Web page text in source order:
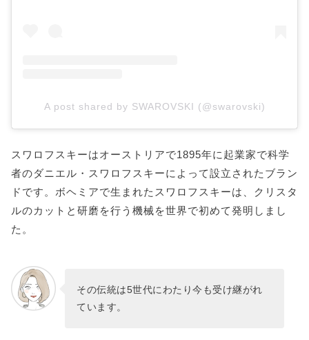
A post shared by SWAROVSKI (@swarovski)
スワロフスキーはオーストリアで1895年に起業家で科学
者のダニエル・スワロフスキーによって設立されたブラン
ドです。ボヘミアで生まれたスワロフスキーは、クリスタ
ルのカットと研磨を行う機械を世界で初めて発明しまし
た。
その伝統は5世代にわたり今も受け継がれ
ています。